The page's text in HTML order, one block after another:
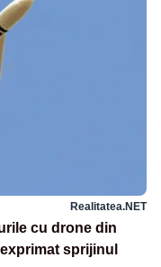
Realitatea.NET
cu drone din
sprijinul